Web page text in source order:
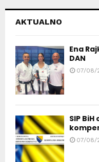
AKTUALNO
Ena
DAN
07/08/
SIP
07/08/